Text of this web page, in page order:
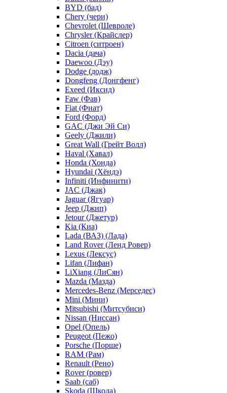
BYD (бад)
Chery (чери)
Chevrolet (Шевроле)
Chrysler (Крайслер)
Citroen (ситроен)
Dacia (дача)
Daewoo (Дэу)
Dodge (додж)
Dongfeng (Донгфенг)
Exeed (Иксид)
Faw (Фав)
Fiat (Фиат)
Ford (Форд)
GAC (Джи Эй Си)
Geely (Джили)
Great Wall (Грейт Волл)
Haval (Хавал)
Honda (Хонда)
Hyundai (Хёндэ)
Infiniti (Инфинити)
JAC (Джак)
Jaguar (Ягуар)
Jeep (Джип)
Jetour (Джетур)
Kia (Киа)
Lada (ВАЗ) (Лада)
Land Rover (Ленд Ровер)
Lexus (Лексус)
Lifan (Лифан)
LiXiang (ЛиСян)
Mazda (Мазда)
Mercedes-Benz (Мерседес)
Mini (Мини)
Mitsubishi (Митсубиси)
Nissan (Ниссан)
Opel (Опель)
Peugeot (Пежо)
Porsche (Порше)
RAM (Рам)
Renault (Рено)
Rover (ровер)
Saab (саб)
Skoda (Шкода)